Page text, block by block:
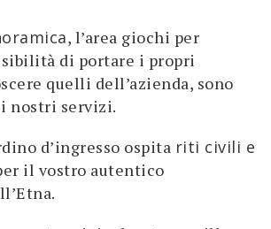
, l’area giochi per
di portare i propri
quelli dell’azienda, sono
nostri servizi.
d’ingresso ospita riti civili e
il vostro autentico